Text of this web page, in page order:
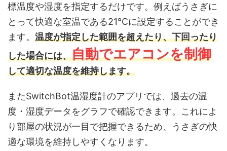
標温度や湿度を指定するだけです。例えばうさぎに
とって快適な室温である21℃に設定することができ
ます。 温度が指定した範囲を超えたり、下回ったり
した場合には、自動でエアコンを制御
して適切な温度を維持します。
またSwitchBot温湿度計のアプリでは、過去の温
度・湿度データをグラフで確認できます。これによ
り部屋の状況が一目で把握できるため、うさぎの快
適な環境を維持しやすくなります。